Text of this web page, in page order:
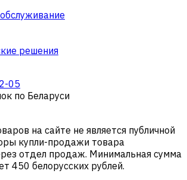
решения
05
по Беларуси
на сайте не является публичной
купли-продажи товара
отдел продаж. Минимальная сумма
450 белорусских рублей.